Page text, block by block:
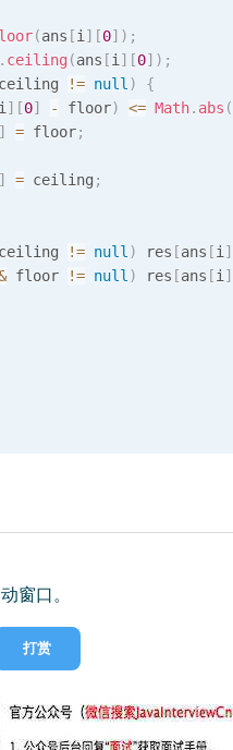
(ans [i ] [0] ) ;
. ceiling (ans [i ] [0] ) ;
!= null )
{
i ] [0] - floor) <= Math. abs (
] = floor;
] = ceiling ;
!= null ) res [ans [i ]
floor != null ) res [ans [i ]
窗口。
打赏